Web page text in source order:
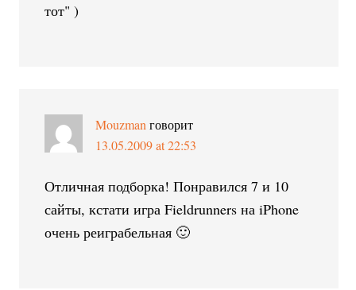
тот" )
Mouzman говорит
13.05.2009 at 22:53
Отличная подборка! Понравился 7 и 10
сайты, кстати игра Fieldrunners на iPhone
очень реиграбельная 🙂